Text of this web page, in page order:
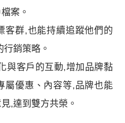
案。
客群,也能持續追蹤他們的
銷策略。
與客戶的互動,增加品牌黏
屬優惠、內容等,品牌也能
,達到雙方共榮。